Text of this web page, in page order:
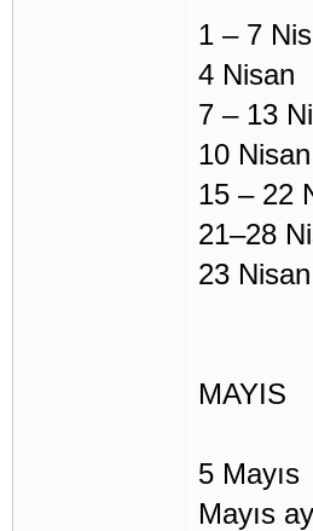
1 – 7
4
7 – 13
10
15 – 22
21–28
23
MAYIS
5
Mayıs